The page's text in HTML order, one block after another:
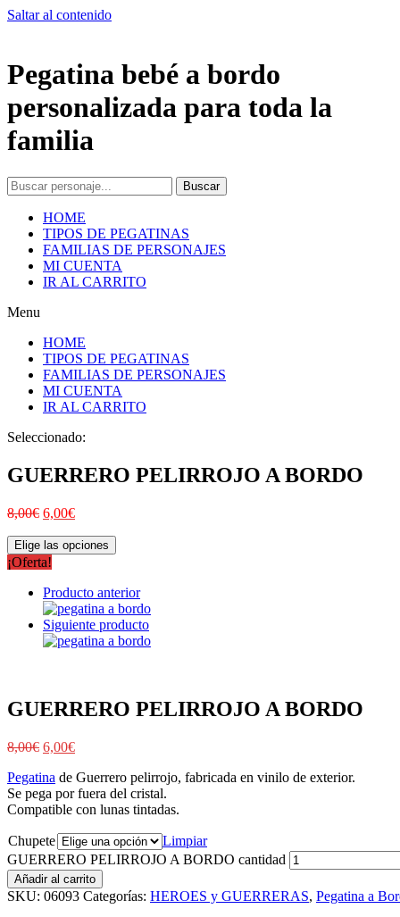
Saltar al contenido
Pegatina bebé a bordo
personalizada para toda la
familia
Buscar
HOME
TIPOS DE PEGATINAS
FAMILIAS DE PERSONAJES
MI CUENTA
IR AL CARRITO
Menu
HOME
TIPOS DE PEGATINAS
FAMILIAS DE PERSONAJES
MI CUENTA
IR AL CARRITO
Seleccionado:
GUERRERO PELIRROJO A BORDO
8,00€ 6,00€
Elige las opciones
¡Oferta!
Producto anterior
Siguiente producto
GUERRERO PELIRROJO A BORDO
8,00€ 6,00€
Pegatina de Guerrero pelirrojo, fabricada en vinilo de exterior.
Se pega por fuera del cristal.
Compatible con lunas tintadas.
Chupete
Limpiar
GUERRERO PELIRROJO A BORDO cantidad
Añadir al carrito
SKU: 06093 Categorías: HEROES y GUERRERAS, Pegatina a